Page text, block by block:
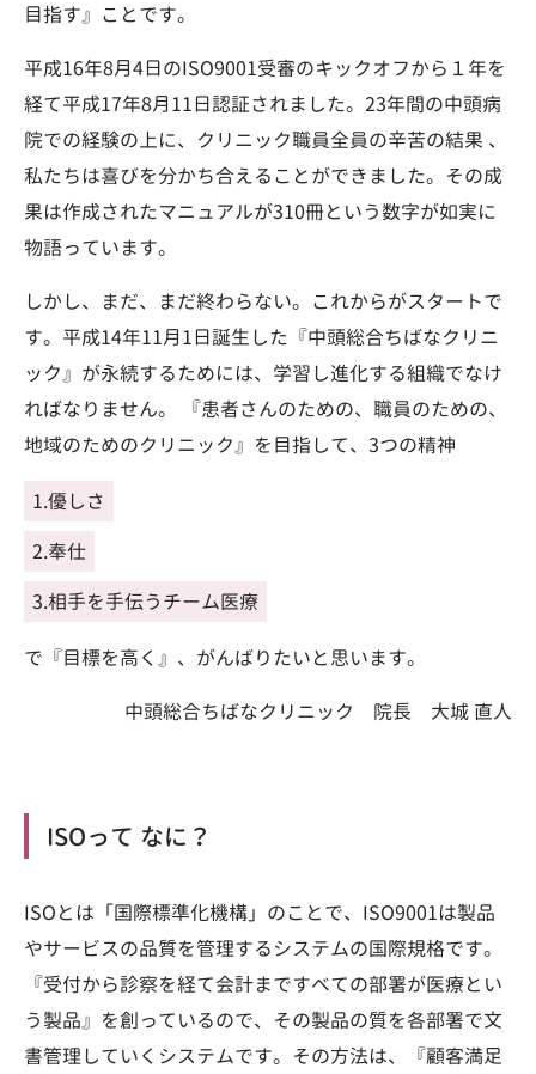
目指す』ことです。
平成16年8月4日のISO9001受審のキックオフから１年を
経て平成17年8月11日認証されました。23年間の中頭病
院での経験の上に、クリニック職員全員の辛苦の結果 、
私たちは喜びを分かち合えることができました。その成
果は作成されたマニュアルが310冊という数字が如実に
物語っています。
しかし、まだ、まだ終わらない。これからがスタートで
す。平成14年11月1日誕生した『中頭総合ちばなクリニ
ック』が永続するためには、学習し進化する組織でなけ
ればなりません。 『患者さんのための、職員のための、
地域のためのクリニック』を目指して、3つの精神
1.優しさ
2.奉仕
3.相手を手伝うチーム医療
で『目標を高く』、がんばりたいと思います。
中頭総合ちばなクリニック 院長 大城 直人
ISOって なに？
ISOとは「国際標準化機構」のことで、ISO9001は製品
やサービスの品質を管理するシステムの国際規格です。
『受付から診察を経て会計まですべての部署が医療とい
う製品』を創っているので、その製品の質を各部署で文
書管理していくシステムです。その方法は、『顧客満足